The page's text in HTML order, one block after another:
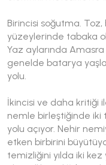
Birincisi soğutma. Toz,
yüzeylerinde tabaka
Yaz aylarında
genelde batarya
yolu.
İkincisi ve daha kritiği
nemle birleştiğinde iki
yolu açıyor. Nehir
etken birbirini
temizliğini yılda iki